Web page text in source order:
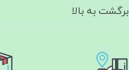
برگشت به بالا